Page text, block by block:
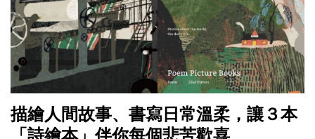
描繪人間故事、書寫日常溫柔，讓３本
「詩繪本」伴你每個悲苦歡喜